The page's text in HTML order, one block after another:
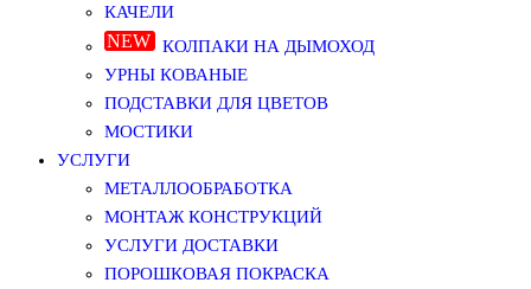
КАЧЕЛИ
КОЛПАКИ НА ДЫМОХОД
УРНЫ КОВАНЫЕ
ПОДСТАВКИ ДЛЯ ЦВЕТОВ
МОСТИКИ
УСЛУГИ
МЕТАЛЛООБРАБОТКА
МОНТАЖ КОНСТРУКЦИЙ
УСЛУГИ ДОСТАВКИ
ПОРОШКОВАЯ ПОКРАСКА